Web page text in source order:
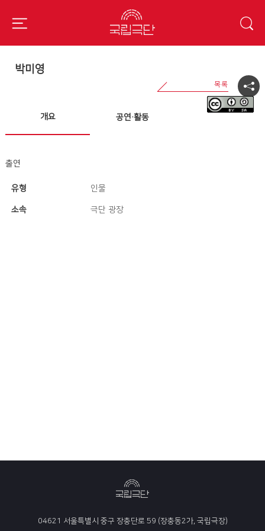
박미영
개요 공연·활동
출연
유형 인물
소속 극단 광장
04621 서울특별시 중구 장충단로 59 (장충동2가, 국립극장)